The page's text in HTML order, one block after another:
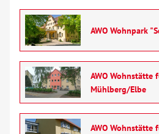
Menschen mit Behinderung
Beratung & Hilfe
Begegnung
Bildung
AWO Wohnpark
AWO Wohnstätte
Mühlberg/Elbe
AWO Wohnstätte